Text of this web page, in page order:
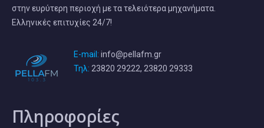
στην ευρύτερη περιοχή με τα τελειότερα μηχανήματα.
Ελληνικές επιτυχίες 24/7!
E-mail: info@pellafm.gr
Τηλ: 23820 29222, 23820 29333
Πληροφορίες